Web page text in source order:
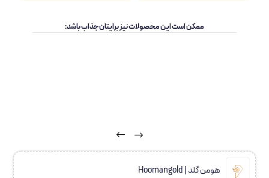
ممکن است این محصولات نیز برایتان جذاب باشد:
هومن گلد | Hoomangold